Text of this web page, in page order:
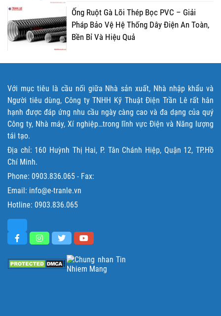
Ống Ruột Gà Lõi Thép Bọc PVC – Giải
Pháp Bảo Vệ Hệ Thống Dây Điện An Toàn,
Bền Bỉ Và Hiệu Quả
Với mục tiêu là cầu nối giữa Nhà sản xuất, Nhà nhập khẩu và
Người tiêu dùng, Công ty TNHH Kỹ Thuật Điện Trần Lê rất hân
hạnh được đáp ứng nhu cầu ngày càng cao và đa dạng của quý
Công ty, Nhà máy, Xí nghiệp…trong lĩnh vực Điện và Năng lượng
tái tạo.
Địa chỉ: 160 Huỳnh Thị Hai, P. Tân Chánh Hiệp, Quận 12, TP.Hồ
Chí Minh.
Phone: 0903.836.065 - Fax:
Email: info@e-tranle.vn
Hotline: 0903.836.065